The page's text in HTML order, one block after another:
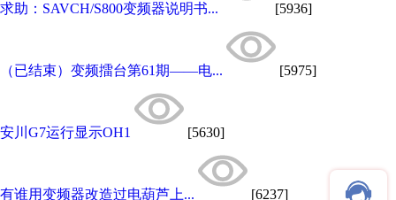
求助：SAVCH/S800变频器说明书... [5936]
（已结束）变频擂台第61期——电... [5975]
安川G7运行显示OH1 [5630]
有谁用变频器改造过电葫芦上... [6237]